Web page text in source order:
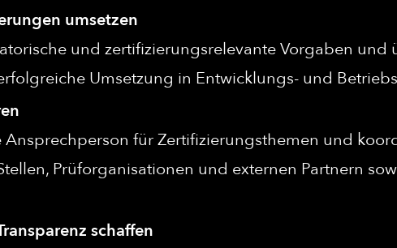
umsetzen
und zertifizierungsrelevante Vorgaben und
Umsetzung in Entwicklungs- und
Ansprechperson für Zertifizierungsthemen und
Prüforganisationen und externen Partnern
schaffen